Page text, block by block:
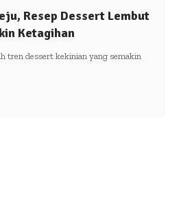
Resep Dessert Lembut
Ketagihan
tren dessert kekinian yang semakin